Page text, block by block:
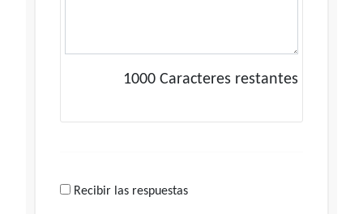
1000 Caracteres restantes
Recibir las respuestas